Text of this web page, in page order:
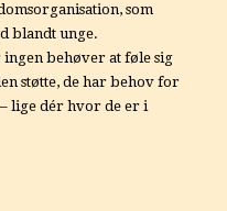
som
blandt unge.
behøver at føle sig
støtte, de har behov for
lige dér hvor de er i